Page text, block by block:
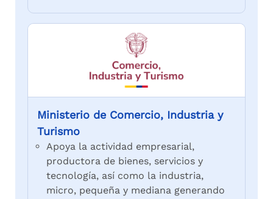
Ministerio de Comercio, Industria y
Turismo
Apoya la actividad empresarial,
productora de bienes, servicios y
tecnología, así como la industria,
micro, pequeña y mediana generando